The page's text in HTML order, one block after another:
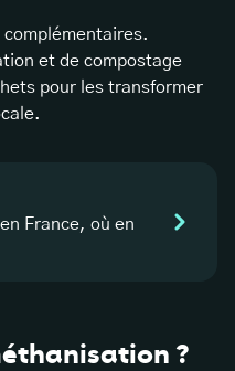
et de compostage
pour les transformer
France, où en
?